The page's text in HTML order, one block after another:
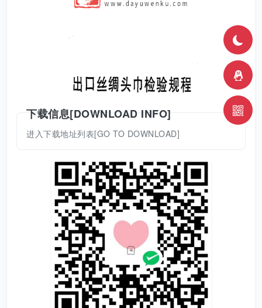
下载信息[DOWNLOAD INFO]
进入下载地址列表[GO TO DOWNLOAD]